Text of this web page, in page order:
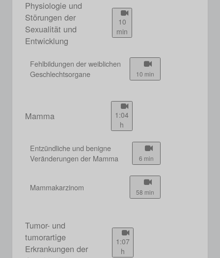
Physiologie und
Störungen der
Sexualität und
Entwicklung
10
min
Fehlbildungen der weiblichen
Geschlechtsorgane
10 min
Mamma
1:04
h
Entzündliche und benigne
Veränderungen der Mamma
6 min
Mammakarzinom 58 min
Tumor- und
tumorartige
Erkrankungen der
1:07
h